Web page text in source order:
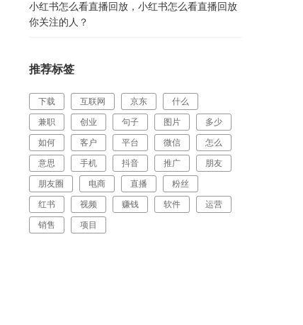
小红书怎么看直播回放，小红书怎么看直播回放
你关注的人？
推荐标签
下载 互联网 京东
什么
兼职
创业 句子 图片
多少
如何
客户 平台 微信
怎么
意思
手机 抖音 推广
朋友
朋友圈
电商 直播
粉丝
红书
视频 赚钱 软件
运营
销售
项目